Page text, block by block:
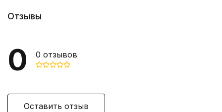
Отзывы
0 0 отзывов
Оставить отзыв